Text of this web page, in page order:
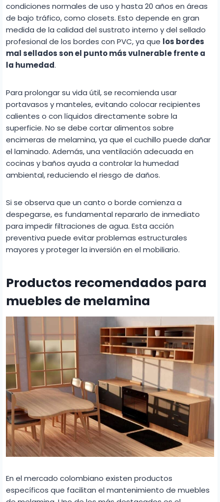
condiciones normales de uso y hasta 20 años en áreas
de bajo tráfico, como closets. Esto depende en gran
medida de la calidad del sustrato interno y del sellado
profesional de los bordes con PVC, ya que los bordes
mal sellados son el punto más vulnerable frente a
la humedad.
Para prolongar su vida útil, se recomienda usar
portavasos y manteles, evitando colocar recipientes
calientes o con líquidos directamente sobre la
superficie. No se debe cortar alimentos sobre
encimeras de melamina, ya que el cuchillo puede dañar
el laminado. Además, una ventilación adecuada en
cocinas y baños ayuda a controlar la humedad
ambiental, reduciendo el riesgo de daños.
Si se observa que un canto o borde comienza a
despegarse, es fundamental repararlo de inmediato
para impedir filtraciones de agua. Esta acción
preventiva puede evitar problemas estructurales
mayores y proteger la inversión en el mobiliario.
Productos recomendados para
muebles de melamina
En el mercado colombiano existen productos
específicos que facilitan el mantenimiento de muebles